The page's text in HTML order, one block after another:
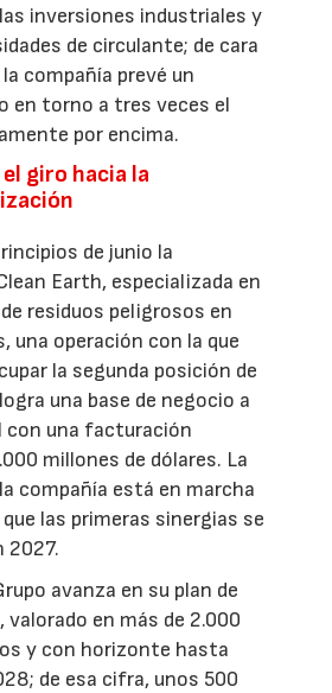
inversiones industriales y
de circulante; de cara
compañía prevé un
en torno a tres veces el
por encima.
giro hacia la
de junio la
Earth, especializada en
residuos peligrosos en
una operación con la que
la segunda posición de
una base de negocio a
con una facturación
millones de dólares. La
compañía está en marcha
las primeras sinergias se
2027.
avanza en su plan de
valorado en más de 2.000
y con horizonte hasta
de esa cifra, unos 500